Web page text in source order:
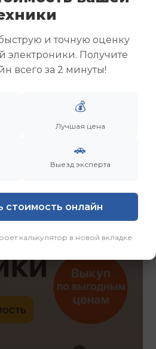
(б/у)
Смотреть еще
и точную оценку
электроники. Получите
всего за 2 минуты!
💰
Лучшая цена
🚗
Выезд эксперта
стоимость онлайн
калькулятор в новой вкладке